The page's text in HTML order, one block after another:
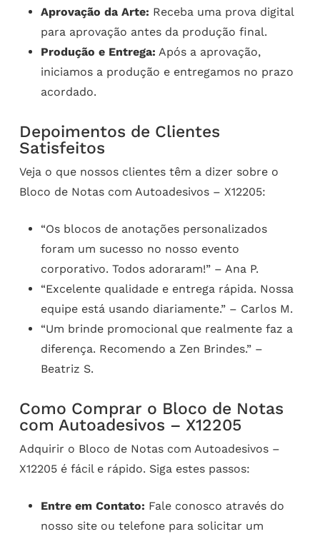
Aprovação da Arte: Receba uma prova digital
para aprovação antes da produção final.
Produção e Entrega: Após a aprovação,
iniciamos a produção e entregamos no prazo
acordado.
Depoimentos de Clientes
Satisfeitos
Veja o que nossos clientes têm a dizer sobre o
Bloco de Notas com Autoadesivos – X12205:
“Os blocos de anotações personalizados
foram um sucesso no nosso evento
corporativo. Todos adoraram!” – Ana P.
“Excelente qualidade e entrega rápida. Nossa
equipe está usando diariamente.” – Carlos M.
“Um brinde promocional que realmente faz a
diferença. Recomendo a Zen Brindes.” –
Beatriz S.
Como Comprar o Bloco de Notas
com Autoadesivos – X12205
Adquirir o Bloco de Notas com Autoadesivos –
X12205 é fácil e rápido. Siga estes passos:
Entre em Contato: Fale conosco através do
nosso site ou telefone para solicitar um